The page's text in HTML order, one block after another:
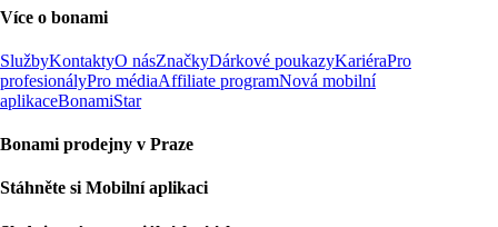
Více o bonami
SlužbyKontaktyO násZnačkyDárkové poukazyKariéraPro
profesionályPro médiaAffiliate programNová mobilní
aplikaceBonamiStar
Bonami prodejny v Praze
Stáhněte si Mobilní aplikaci